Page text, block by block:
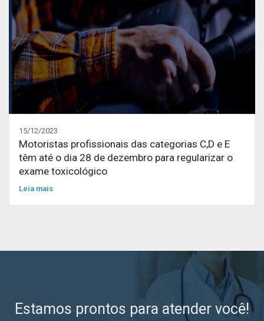
15/12/2023
Motoristas profissionais das categorias C,D e E
têm até o dia 28 de dezembro para regularizar o
exame toxicológico
Leia mais
Estamos prontos para atender você!